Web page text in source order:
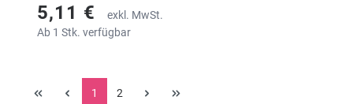
5,11 €
exkl. MwSt.
Ab 1 Stk. verfügbar
1 2